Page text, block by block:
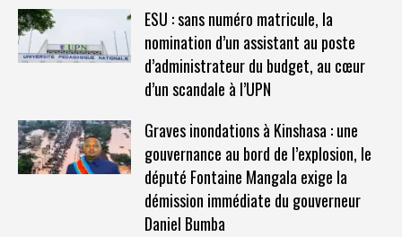
ESU : sans numéro matricule, la
nomination d’un assistant au poste
d’administrateur du budget, au cœur
d’un scandale à l’UPN
Graves inondations à Kinshasa : une
gouvernance au bord de l’explosion, le
député Fontaine Mangala exige la
démission immédiate du gouverneur
Daniel Bumba